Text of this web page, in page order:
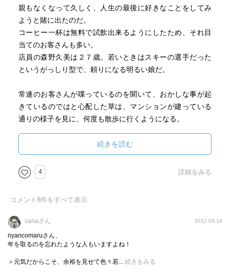
親もなくなって久しく、人生の最後に好きなことをしてみ
ようと賭に出たのだ。
コーヒー一杯は無料で試飲出来るようにしたため、それ目
当てのお客さんも多い。
店員の森野久美は２７歳。若いときはスキーの選手だった
というがっしり型で、頼りになる明るい娘だ。
常連のお客さんが喋っているのを聞いて、おかしな事が起
きているのではと心配した草は、マンションが建っている
通りの様子を見に、何度も散歩に行くようになる。
きな物音がしたという話。
女の子達が話していた～窓に張り付いた手が見えたという
話。
それが同じ家だとするならば…
失礼なと大声をあげる。「そう興奮しないで」となだめら
れ、その時のことが評判になってしまう。
しかし…
空き巣狙いと出くわしたことからの意外な解決と、たくま
続きを読む
4 詳細をみる
コメント 8件をすべて表示
sanaさん 2012.09.14
nyancomaruさん、
年を取るのを忘れたような人もいますよね！
＞元気だからこそ、余裕を見せて色々若... 続きをみる